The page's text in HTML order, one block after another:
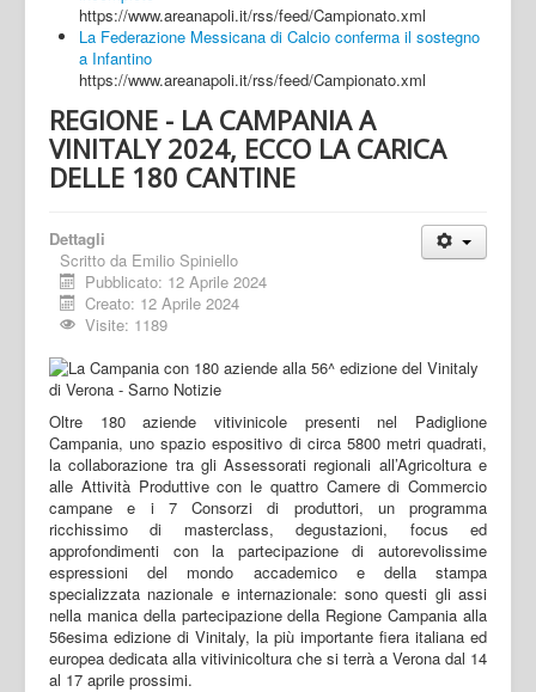
https://www.areanapoli.it/rss/feed/Campionato.xml
La Federazione Messicana di Calcio conferma il sostegno
a Infantino
https://www.areanapoli.it/rss/feed/Campionato.xml
REGIONE - LA CAMPANIA A
VINITALY 2024, ECCO LA CARICA
DELLE 180 CANTINE
Dettagli
Scritto da Emilio Spiniello
Pubblicato: 12 Aprile 2024
Creato: 12 Aprile 2024
Visite: 1189
Oltre 180 aziende vitivinicole presenti nel Padiglione
Campania, uno spazio espositivo di circa 5800 metri quadrati,
la collaborazione tra gli Assessorati regionali all’Agricoltura e
alle Attività Produttive con le quattro Camere di Commercio
campane e i 7 Consorzi di produttori, un programma
ricchissimo di masterclass, degustazioni, focus ed
approfondimenti con la partecipazione di autorevolissime
espressioni del mondo accademico e della stampa
specializzata nazionale e internazionale: sono questi gli assi
nella manica della partecipazione della Regione Campania alla
56esima edizione di Vinitaly, la più importante fiera italiana ed
europea dedicata alla vitivinicoltura che si terrà a Verona dal 14
al 17 aprile prossimi.